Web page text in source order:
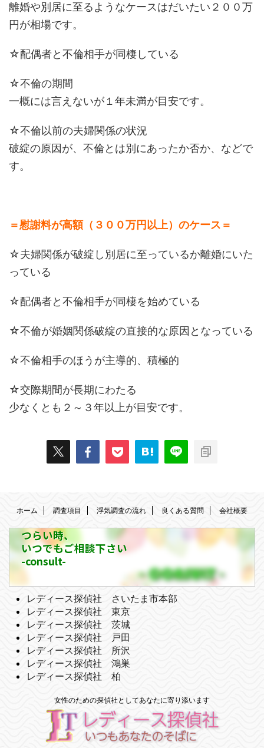
離婚や別居に至るようなケースはだいたい２００万
円が相場です。
☆配偶者と不倫相手が同棲している
☆不倫の期間
一概には言えないが１年未満が目安です。
☆不倫以前の夫婦関係の状況
破綻の原因が、不倫とは別にあったか否か、などで
す。
＝慰謝料が高額（３００万円以上）のケース＝
☆夫婦関係が破綻し別居に至っているか離婚にいた
っている
☆配偶者と不倫相手が同棲を始めている
☆不倫が婚姻関係破綻の直接的な原因となっている
☆不倫相手のほうが主導的、積極的
☆交際期間が長期にわたる
少なくとも２～３年以上が目安です。
ホーム 調査項目 浮気調査の流れ 良くある質問 会社概要
つらい時、
いつでもご相談下さい
-consult-
レディース探偵社 さいたま市本部
レディース探偵社 東京
レディース探偵社 茨城
レディース探偵社 戸田
レディース探偵社 所沢
レディース探偵社 鴻巣
レディース探偵社 柏
女性のための探偵社としてあなたに寄り添います